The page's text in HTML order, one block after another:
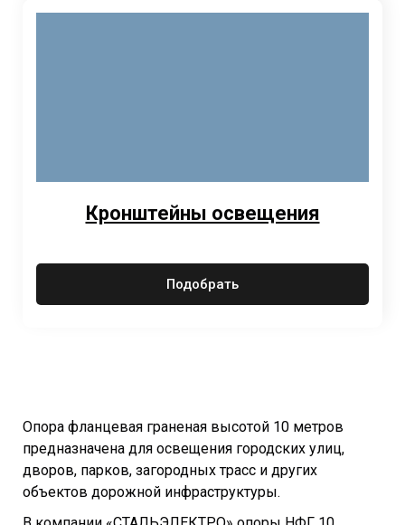
Кронштейны освещения
Подобрать
Опора фланцевая граненая высотой 10 метров
предназначена для освещения городских улиц,
дворов, парков, загородных трасс и других
объектов дорожной инфраструктуры.